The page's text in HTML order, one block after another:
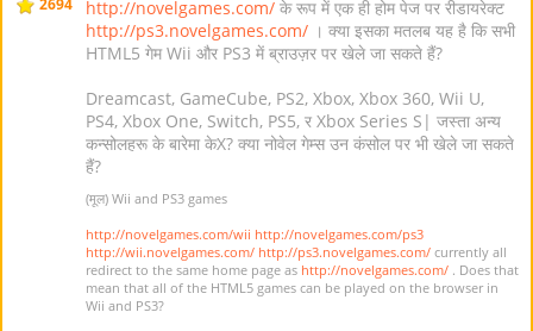
2694
http://novelgames.com/ के रूप में एक ही होम पेज पर रीडायरेक्ट
http://ps3.novelgames.com/ । क्या इसका मतलब यह है कि सभी
HTML5 गेम Wii और PS3 में ब्राउज़र पर खेले जा सकते हैं?
Dreamcast, GameCube, PS2, Xbox, Xbox 360, Wii U,
PS4, Xbox One, Switch, PS5, र Xbox Series S| जस्ता अन्य
कन्सोलहरू के बारेमा केX? क्या नोवेल गेम्स उन कंसोल पर भी खेले जा सकते
हैं?
(मूल) Wii and PS3 games
http://novelgames.com/wii http://novelgames.com/ps3
http://wii.novelgames.com/ http://ps3.novelgames.com/ currently all
redirect to the same home page as http://novelgames.com/ . Does that
mean that all of the HTML5 games can be played on the browser in
Wii and PS3?